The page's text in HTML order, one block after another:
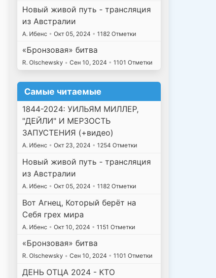
Новый живой путь - трансляция
из Австралии
А. Ибенс • Окт 05, 2024 • 1182 Отметки
«Бронзовая» битва
R. Olschewsky • Сен 10, 2024 • 1101 Отметки
Самые читаемые
1844-2024: УИЛЬЯМ МИЛЛЕР,
"ДЕЙЛИ" И МЕРЗОСТЬ
ЗАПУСТЕНИЯ (+видео)
А. Ибенс • Окт 23, 2024 • 1254 Отметки
Новый живой путь - трансляция
из Австралии
А. Ибенс • Окт 05, 2024 • 1182 Отметки
Вот Агнец, Который берёт на
Себя грех мира
А. Ибенс • Окт 10, 2024 • 1151 Отметки
«Бронзовая» битва
R. Olschewsky • Сен 10, 2024 • 1101 Отметки
ДЕНЬ ОТЦА 2024 - КТО